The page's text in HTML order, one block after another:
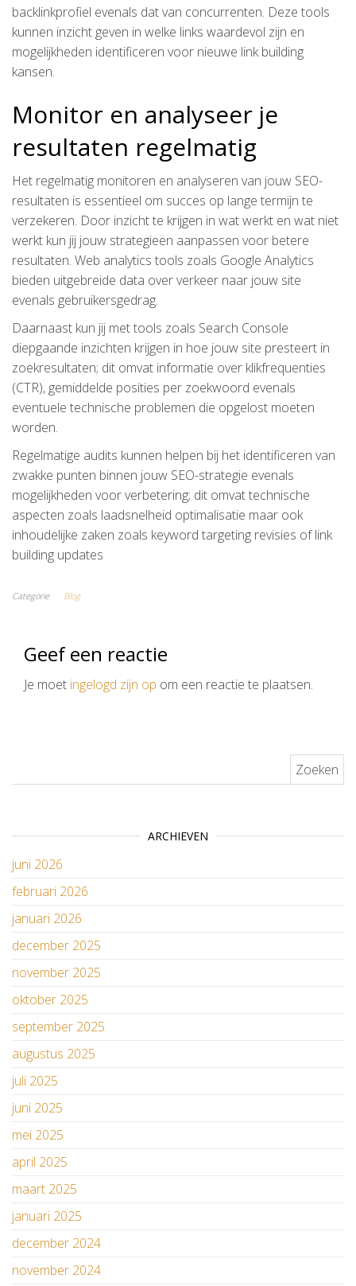
backlinkprofiel evenals dat van concurrenten. Deze tools
kunnen inzicht geven in welke links waardevol zijn en
mogelijkheden identificeren voor nieuwe link building
kansen.
Monitor en analyseer je
resultaten regelmatig
Het regelmatig monitoren en analyseren van jouw SEO-
resultaten is essentieel om succes op lange termijn te
verzekeren. Door inzicht te krijgen in wat werkt en wat niet
werkt kun jij jouw strategieën aanpassen voor betere
resultaten. Web analytics tools zoals Google Analytics
bieden uitgebreide data over verkeer naar jouw site
evenals gebruikersgedrag.
Daarnaast kun jij met tools zoals Search Console
diepgaande inzichten krijgen in hoe jouw site presteert in
zoekresultaten; dit omvat informatie over klikfrequenties
(CTR), gemiddelde posities per zoekwoord evenals
eventuele technische problemen die opgelost moeten
worden.
Regelmatige audits kunnen helpen bij het identificeren van
zwakke punten binnen jouw SEO-strategie evenals
mogelijkheden voor verbetering; dit omvat technische
aspecten zoals laadsnelheid optimalisatie maar ook
inhoudelijke zaken zoals keyword targeting revisies of link
building updates
Categorie Blog
Geef een reactie
Je moet ingelogd zijn op om een reactie te plaatsen.
ARCHIEVEN
juni 2026
februari 2026
januari 2026
december 2025
november 2025
oktober 2025
september 2025
augustus 2025
juli 2025
juni 2025
mei 2025
april 2025
maart 2025
januari 2025
december 2024
november 2024